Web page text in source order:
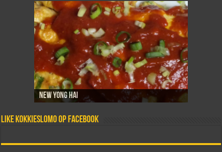
New Yong Hai
Sambal goreng telor
Dadar isi
Martabak telor
Tahoe telor
Like Kokkieslomo op Facebook